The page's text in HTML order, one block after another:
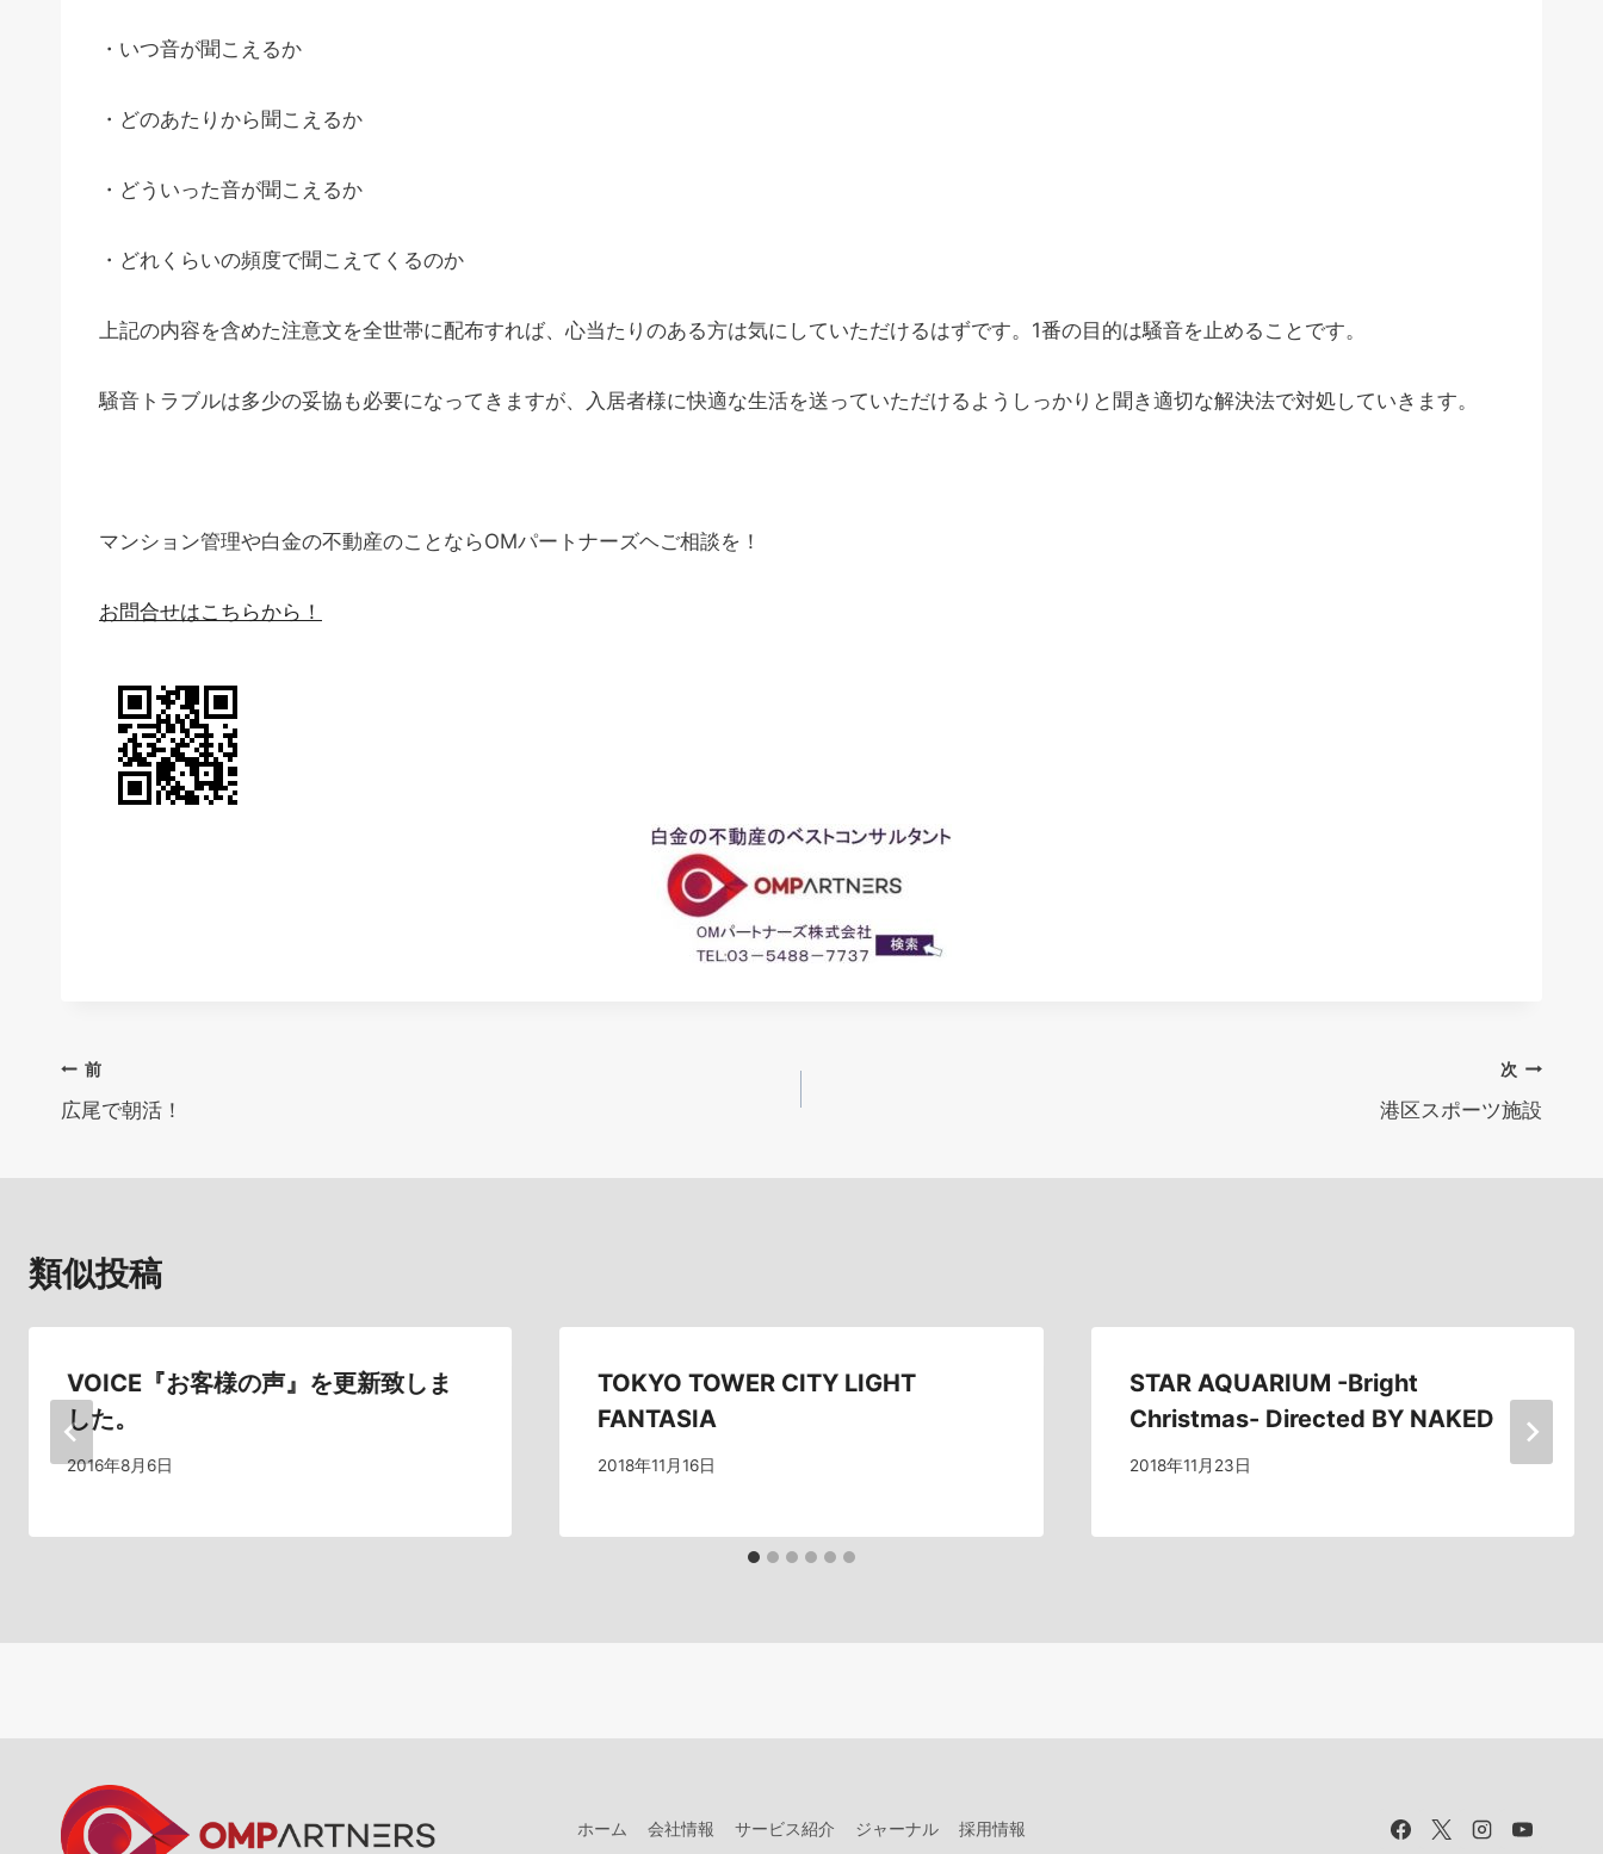
・いつ音が聞こえるか
・どのあたりから聞こえるか
・どういった音が聞こえるか
・どれくらいの頻度で聞こえてくるのか
上記の内容を含めた注意文を全世帯に配布すれば、心当たりのある方は気にしていただけるはずです。1番の目的は騒音を止めることです。
騒音トラブルは多少の妥協も必要になってきますが、入居者様に快適な生活を送っていただけるようしっかりと聞き適切な解決法で対処していきます。
マンション管理や白金の不動産のことならOMパートナーズヘご相談を！
お問合せはこちらから！
投
稿
ゲ
ー
シ
ョ
ン
前
広尾で朝活！
次
港区スポーツ施設
類似投稿
VOICE『お客様の声』を更新致しま
した。
2016年8月6日
TOKYO TOWER CITY LIGHT
FANTASIA
2018年11月16日
STAR AQUARIUM -Bright
Christmas- Directed BY NAKED
2018年11月23日
ホーム 会社情報 サービス紹介 ジャーナル 採用情報